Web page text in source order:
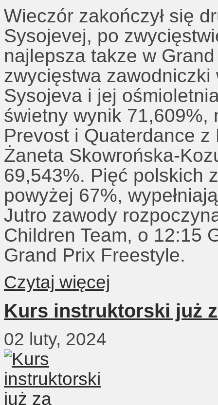
Wieczór zakończył się
Sysojevej, po
najlepsza takze w
zwycięstwa
Sysojeva i jej
świetny wynik 71,609%,
Prevost i Quaterdance
Żaneta Skowrońska-
69,543%. Pięć polskich
powyżej 67%,
Jutro zawody
Children Team, o 12:15
Grand Prix Freestyle.
Czytaj więcej
Kurs instruktorski już
02 luty, 2024